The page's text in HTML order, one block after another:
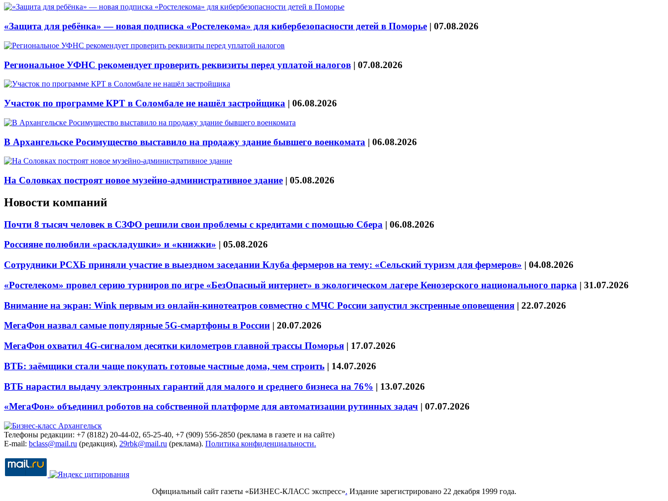
«Защита для ребёнка» — новая подписка «Ростелекома» для кибербезопасности детей в Поморье | 07.08.2026
Региональное УФНС рекомендует проверить реквизиты перед уплатой налогов | 07.08.2026
Участок по программе КРТ в Соломбале не нашёл застройщика | 06.08.2026
В Архангельске Росимущество выставило на продажу здание бывшего военкомата | 06.08.2026
На Соловках построят новое музейно-административное здание | 05.08.2026
Новости компаний
Почти 8 тысяч человек в СЗФО решили свои проблемы с кредитами с помощью Сбера | 06.08.2026
Россияне полюбили «раскладушки» и «книжки» | 05.08.2026
Сотрудники РСХБ приняли участие в выездном заседании Клуба фермеров на тему: «Сельский туризм для фермеров» | 04.08.2026
«Ростелеком» провел серию турниров по игре «БезОпасный интернет» в экологическом лагере Кенозерского национального парка | 31.07.2026
Внимание на экран: Wink первым из онлайн-кинотеатров совместно с МЧС России запустил экстренные оповещения | 22.07.2026
МегаФон назвал самые популярные 5G-смартфоны в России | 20.07.2026
МегаФон охватил 4G-сигналом десятки километров главной трассы Поморья | 17.07.2026
ВТБ: заёмщики стали чаще покупать готовые частные дома, чем строить | 14.07.2026
ВТБ нарастил выдачу электронных гарантий для малого и среднего бизнеса на 76% | 13.07.2026
«МегаФон» объединил роботов на собственной платформе для автоматизации рутинных задач | 07.07.2026
Телефоны редакции: +7 (8182) 20-44-02, 65-25-40, +7 (909) 556-2850 (реклама в газете и на сайте)
E-mail: bclass@mail.ru (редакция), 29rbk@mail.ru (реклама). Политика конфиденциальности.
Официальный сайт газеты «БИЗНЕС-КЛАСС экспресс». Издание зарегистрировано 22 декабря 1999 года.